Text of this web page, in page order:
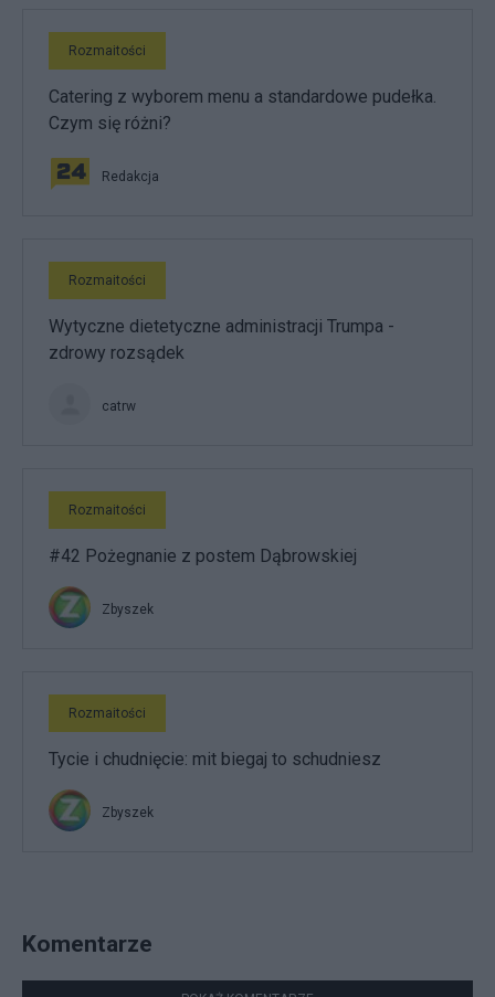
Rozmaitości
Catering z wyborem menu a standardowe pudełka.
Czym się różni?
Redakcja
Rozmaitości
Wytyczne dietetyczne administracji Trumpa -
zdrowy rozsądek
catrw
Rozmaitości
#42 Pożegnanie z postem Dąbrowskiej
Zbyszek
Rozmaitości
Tycie i chudnięcie: mit biegaj to schudniesz
Zbyszek
Komentarze